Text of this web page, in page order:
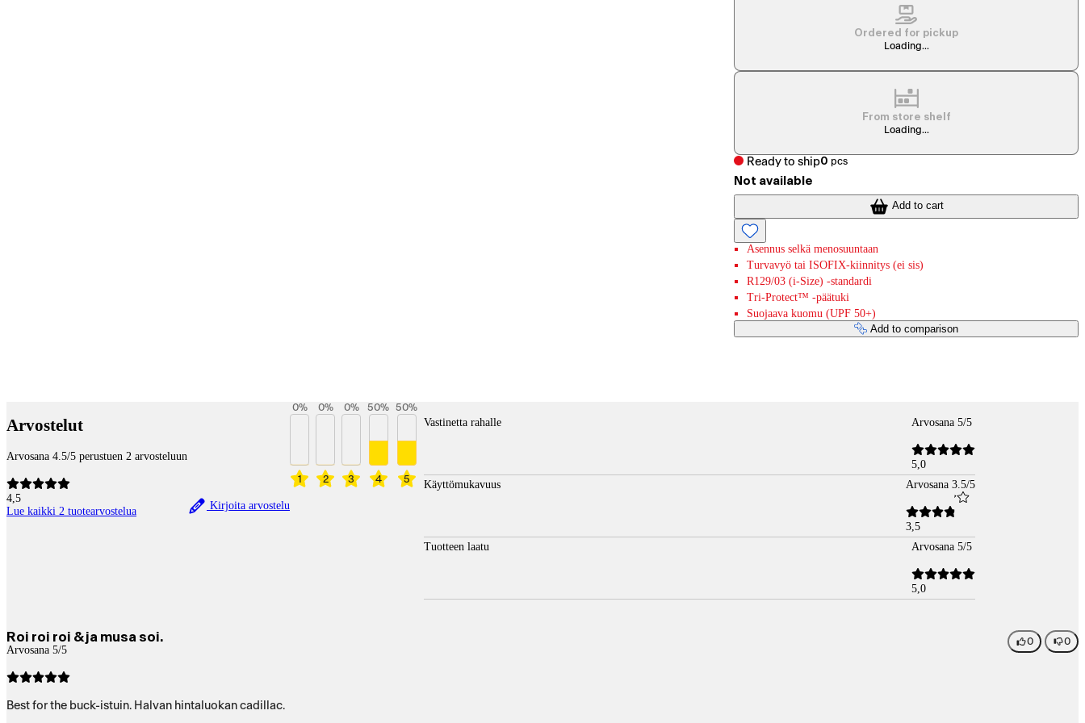
Ordered for pickup
Loading...
From store shelf
Loading...
Ready to ship0 pcs
Not available
Add to cart
Asennus selkä menosuuntaan
Turvavyö tai ISOFIX-kiinnitys (ei sis)
R129/03 (i-Size) -standardi
Tri-Protect™ -päätuki
Suojaava kuomu (UPF 50+)
Add to comparison
Arvostelut
Arvosana 4.5/5 perustuen 2 arvosteluun
4,5
Lue kaikki 2 tuotearvostelua
Kirjoita arvostelu
1
0%
2
0%
3
0%
4
50%
5
50%
Vastinetta rahalle Arvosana 5/5
5,0
Käyttömukavuus
Arvosana 3.5/5
3,5
Tuotteen laatu
Arvosana 5/5
5,0
Roi roi roi & ja musa soi.
Arvosana 5/5
0 0
Best for the buck-istuin. Halvan hintaluokan cadillac.